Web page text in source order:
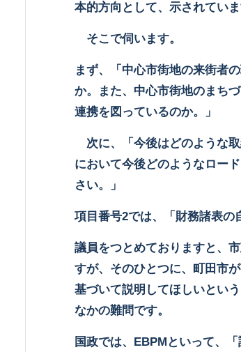
本的方向として、示されていま
そこで伺います。
まず、「中心市街地の来街者
か。また、中心市街地のまち
連携を図っているのか。」
次に、「今後はどのような
において今後どのようなロー
さい。」
項目番号2では、「財務諸表の
議員をつとめておりますと、
すが、そのひとつに、町田市
基づいて説明してほしいとい
なかの難問です。
国政では、 EBPM といって、